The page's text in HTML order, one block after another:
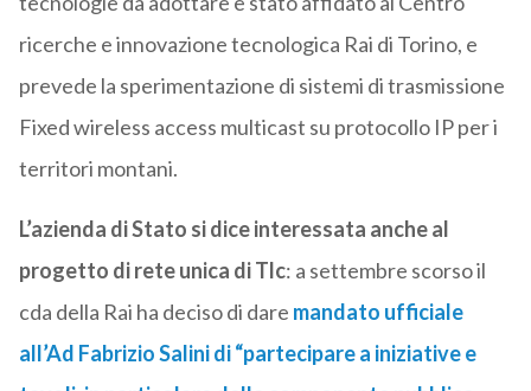
ricerche e innovazione tecnologica Rai di Torino, e
prevede la sperimentazione di sistemi di trasmissione
Fixed wireless access multicast su protocollo IP per i
territori montani.
L’azienda di Stato si dice interessata anche al
progetto di rete unica di Tlc: a settembre scorso il
cda della Rai ha deciso di dare mandato ufficiale
all’Ad Fabrizio Salini di “partecipare a iniziative e